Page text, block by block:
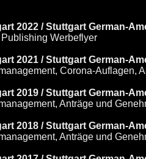
2022 / Stuttgart German-
Werbeflyer
2021 / Stuttgart German-
Corona-Auflagen,
2019 / Stuttgart German-
Anträge und
2018 / Stuttgart German-
Anträge und